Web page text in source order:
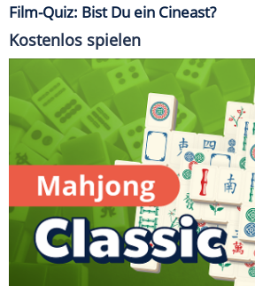
Film-Quiz: Bist Du ein Cineast?
Kostenlos spielen